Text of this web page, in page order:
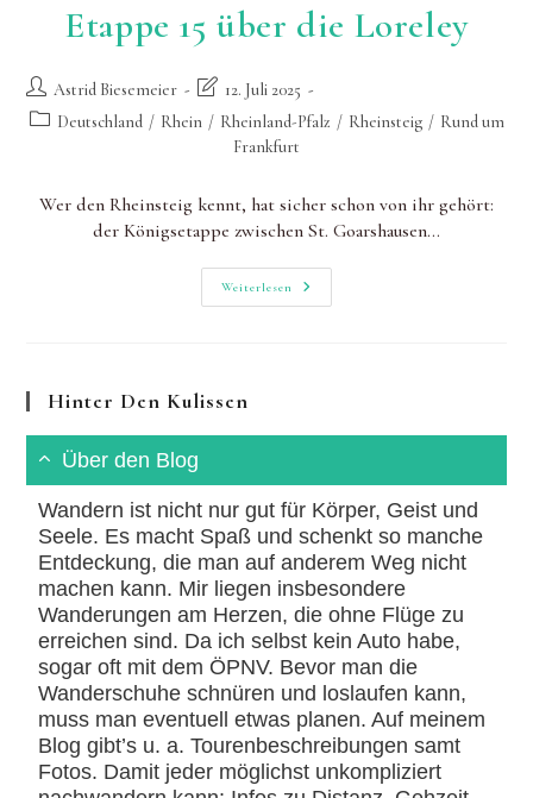
Etappe 15 über die Loreley
Beitrags-
Autor:
Astrid Biesemeier
Beitrag
zuletzt
geändert
12. Juli 2025
Beitrags-Deutschland / Rhein / Rheinland-Pfalz / Rheinsteig / Rund um
Frankfurt
Wer den Rheinsteig kennt, hat sicher schon von ihr gehört:
der Königsetappe zwischen St. Goarshausen…
Weiterlesen
Rheinsteig
Königsetappe:
Hinter Den Kulissen
Über den Blog
Wandern ist nicht nur gut für Körper, Geist und
Seele. Es macht Spaß und schenkt so manche
Entdeckung, die man auf anderem Weg nicht
machen kann. Mir liegen insbesondere
Wanderungen am Herzen, die ohne Flüge zu
erreichen sind. Da ich selbst kein Auto habe,
sogar oft mit dem ÖPNV. Bevor man die
Wanderschuhe schnüren und loslaufen kann,
muss man eventuell etwas planen. Auf meinem
Blog gibt’s u. a. Tourenbeschreibungen samt
Fotos. Damit jeder möglichst unkompliziert